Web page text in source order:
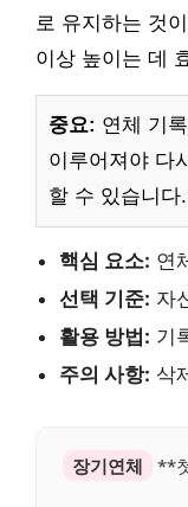
로 유지하는 것
이상 높이는 데
중요: 연체 기
이루어져야 다
할 수 있습니다.
핵심 요소: 연
선택 기준: 자
활용 방법: 기
주의 사항: 삭
장기연체
**